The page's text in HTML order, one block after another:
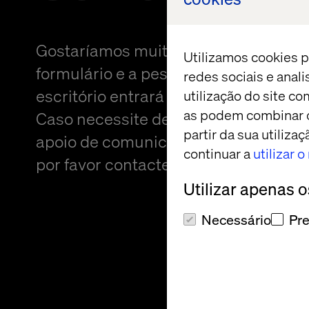
Utilizamos cookies
redes sociais e
utilização do site
as podem combinar
partir da sua
continuar autilizar o
Utilizar apenas
Necessário
Gostaríamos muito de ouvir de si!
formulário e a pessoa mais próxima
escritório entrará em contacto
Caso necessite de um formato
apoio de comunicação para
por favor contacte
Sheree Atcheson.